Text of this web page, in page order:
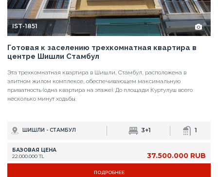
IST-1851
Готовая к заселению трехкомнатная квартира в
центре Шишли Стамбул
Эта трехкомнатная квартира в Шишли, Стамбул, расположена в
элитном жилом комплексе, обеспечивающем максимальную
приватность (одна квартира на этаже). До площади Куртулуш всего
несколько минут ходьбы.
ШИШЛИ - СТАМБУЛ 3+1 1
БАЗОВАЯ ЦЕНА
22.000.000 TL
37.500.000 RUB
ПОДРОБНЕЕ